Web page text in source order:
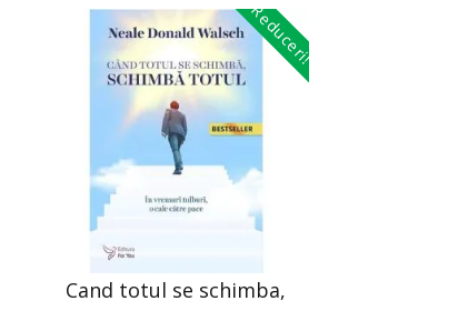
Reduceri!
Cand totul se schimba,